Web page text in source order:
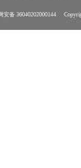
安备 36040202000144